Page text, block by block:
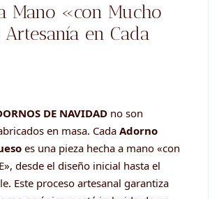
Mano «con Mucho
Artesanía en Cada
DE NAVIDAD no son
en masa. Cada Adorno
es una pieza hecha a mano «con
desde el diseño inicial hasta el
Este proceso artesanal garantiza